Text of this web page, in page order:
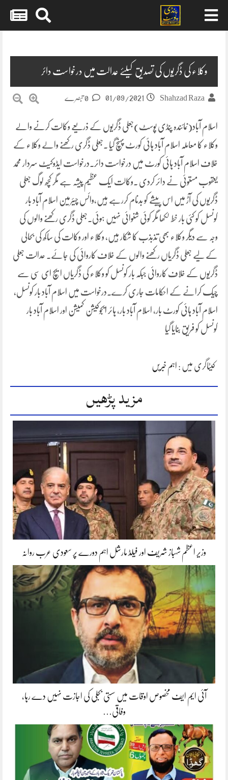
وکلاء کی ڈگریوں کی تصدیق کیلئے عدالت میں درخواست دائر
Shahzad Raza
01/09/2021
اسلام آباد(نمائندہ پنڈی پوسٹ)جعلی ڈگریوں کے ذریعے وکالت کرنے والے
وکلاء کا معاملہ اسلام آباد ہائی کورٹ پہنچ گیا .جعلی ڈگری رکھنے والے وکلاء کے
خلاف اسلام آباد ہائی کورٹ میں درخواست دائر.درخواست ایڈوکیٹ سردار محمد
یعقوب مستوئی نے دائر کردی .وکالت ایک عظیم پیشہ ہے مگر کچھ لوگ جعلی
ڈگریوں کی آڑ میں اس پیشے کو بدنام کررہے ہیں،وائس چیئرمین اسلام آباد بار
کونسل کو کئی بار خط لکھا مگر کوئی شنوائی نہیں ہوئی.جعلی ڈگری رکھنے والوں کی
وجہ سے دیگر وکلاء بھی تذبذب کا شکار ہیں، وکلاء اور وکالت کی ساکھ کی بحالی
کے لیے جعلی ڈگریاں رکھنے والوں کے خلاف کاروائی کی جائے۔ عدالت جعلی
ڈگریوں کے خلاف کاروائی جبکہ بار کونسل کو وکلاء کی ڈگریاں ایچ ای سی سے
چیک کرانے کے احکامات جاری کرے۔درخواست میں اسلام آباد بار کونسل،
اسلام آباد ہائی کورٹ بار، اسلام آباد بار، ہائر ایجوکیشن کمیشن اور اسلام آباد بار
کونسل کو فریق بنایا گیا
کیٹاگری میں : اہم خبریں
مزید پڑھیں
وزیر اعظم شہباز شریف اور فیلڈ مارشل اہم دورے پر سعودی عرب روانہ
آئی ایم ایف مخصوص اوقات میں سستی بجلی کی اجازت نہیں دے رہا،
وفاقی…